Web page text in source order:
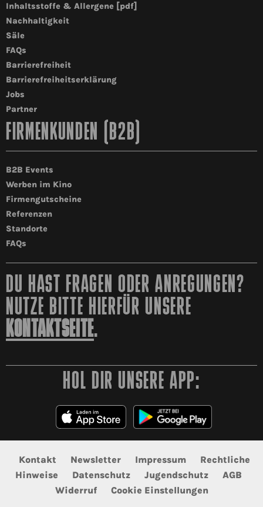
Inhaltsstoffe & Allergene [pdf]
Nachhaltigkeit
Säle
FAQs
Barrierefreiheit
Barrierefreiheitserklärung
Jobs
Partner
FIRMENKUNDEN (B2B)
B2B Events
Werben im Kino
Firmengutscheine
Referenzen
Standorte
FAQs
DU HAST FRAGEN ODER ANREGUNGEN?
NUTZE BITTE HIERFÜR UNSERE
KONTAKTSEITE.
HOL DIR UNSERE APP:
Kontakt Newsletter Impressum
Rechtliche
Hinweise
Datenschutz Jugendschutz
AGB
Widerruf
Cookie Einstellungen